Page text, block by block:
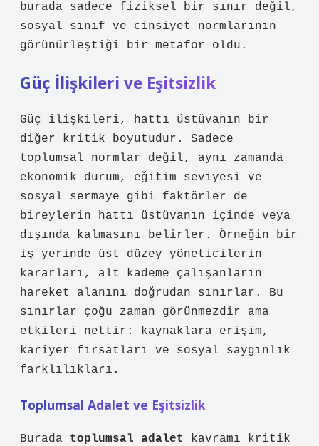
burada sadece fiziksel bir sınır değil,
sosyal sınıf ve cinsiyet normlarının
görünürleştiği bir metafor oldu.
Güç İlişkileri ve Eşitsizlik
Güç ilişkileri, hattı üstüvanın bir
diğer kritik boyutudur. Sadece
toplumsal normlar değil, aynı zamanda
ekonomik durum, eğitim seviyesi ve
sosyal sermaye gibi faktörler de
bireylerin hattı üstüvanın içinde veya
dışında kalmasını belirler. Örneğin bir
iş yerinde üst düzey yöneticilerin
kararları, alt kademe çalışanların
hareket alanını doğrudan sınırlar. Bu
sınırlar çoğu zaman görünmezdir ama
etkileri nettir: kaynaklara erişim,
kariyer fırsatları ve sosyal saygınlık
farklılıkları.
Toplumsal Adalet ve Eşitsizlik
Burada toplumsal adalet
kavramı kritik